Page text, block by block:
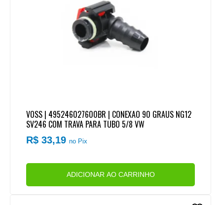
VOSS | 495246027600BR | CONEXAO 90 GRAUS NG12
SV246 COM TRAVA PARA TUBO 5/8 VW
R$ 33,19no Pix
ADICIONAR AO CARRINHO